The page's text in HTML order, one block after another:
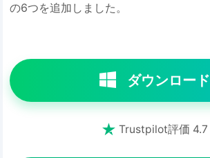
の6つを追加しました。
ダウンロード
 Trustpilot評価 4.7